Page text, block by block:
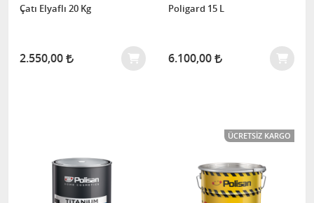
Çatı Elyaflı 20 Kg
2.550,00
Poligard 15 L
6.100,00
ÜCRETSIZ KARGO